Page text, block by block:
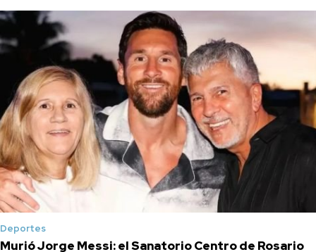
Deportes
Murió Jorge Messi: el Sanatorio Centro de Rosario